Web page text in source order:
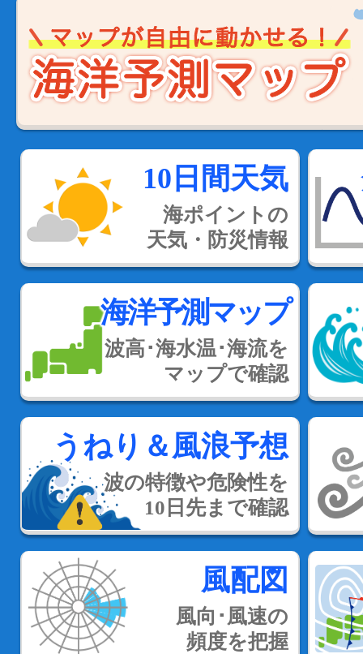
10日間天気
海ポイントの
天気・防災情報
海洋予測マップ
波高･海水温･海流を
マップで確認
うねり＆風浪予想
波の特徴や危険性を
10日先まで確認
風配図
風向･風速の
頻度を把握